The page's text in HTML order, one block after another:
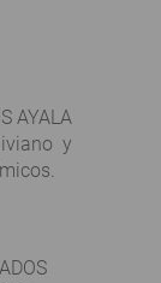
AYALA
y